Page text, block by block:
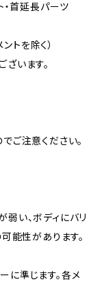
・首延長パーツ
トを除く）
います。
ご注意ください。
い、ボディにバリ
能性があります。
準じます。各メ